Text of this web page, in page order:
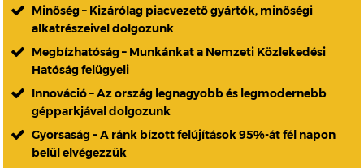
Minőség – Kizárólag piacvezető gyártók, minőségi
alkatrészeivel dolgozunk
Megbízhatóság – Munkánkat a Nemzeti Közlekedési
Hatóság felügyeli
Innováció – Az ország legnagyobb és legmodernebb
gépparkjával dolgozunk
Gyorsaság – A ránk bízott felújítások 95%-át fél napon
belül elvégezzük